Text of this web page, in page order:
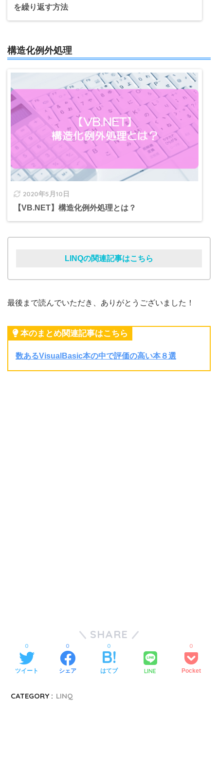
を繰り返す方法
構造化例外処理
2020年5月10日
【VB.NET】構造化例外処理とは？
LINQの関連記事はこちら
最後まで読んでいただき、ありがとうございました！
本のまとめ関連記事はこちら
数あるVisualBasic本の中で評価の高い本８選
SHARE
ツイート
0
シェア
0
はてブ
0
LINE Pocket
0
CATEGORY : LINQ